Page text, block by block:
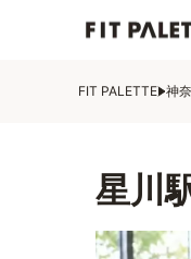
FIT PALETTE 神
星川